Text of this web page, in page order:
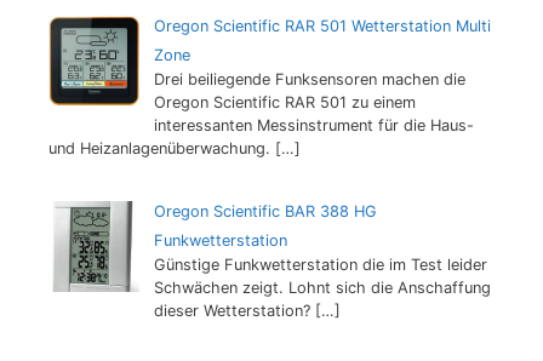
Oregon Scientific RAR 501 Wetterstation Multi
Zone
Drei beiliegende Funksensoren machen die
Oregon Scientific RAR 501 zu einem
interessanten Messinstrument für die Haus-
und Heizanlagenüberwachung. […]
Oregon Scientific BAR 388 HG
Funkwetterstation
Günstige Funkwetterstation die im Test leider
Schwächen zeigt. Lohnt sich die Anschaffung
dieser Wetterstation? […]